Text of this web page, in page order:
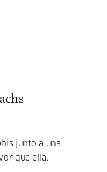
junto a una
que ella.